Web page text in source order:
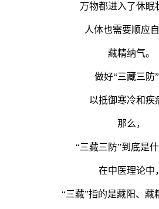
万物都进入了休眠
人体也需要顺应自
藏精纳气。
做好“三藏三防”
以抵御寒冷和疾
那么，
“三藏三防”到底是什
在中医理论中，
“三藏”指的是藏阳、藏